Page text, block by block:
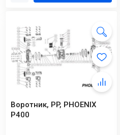
Воротник, PP, PHOENIX
P400